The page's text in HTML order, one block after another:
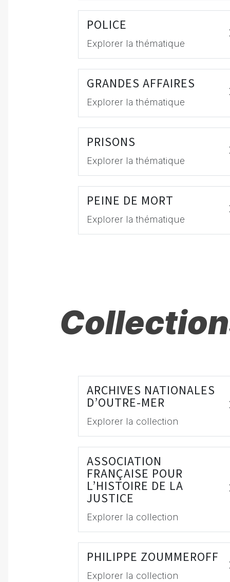
POLICE
Explorer la thématique
GRANDES AFFAIRES
Explorer la thématique
PRISONS
Explorer la thématique
PEINE DE MORT
Explorer la thématique
ARCHIVES NATIONALES
D’OUTRE-MER
Explorer la collection
ASSOCIATION
FRANÇAISE POUR
L’HISTOIRE DE LA
JUSTICE
Explorer la collection
PHILIPPE ZOUMMEROFF
Explorer la collection